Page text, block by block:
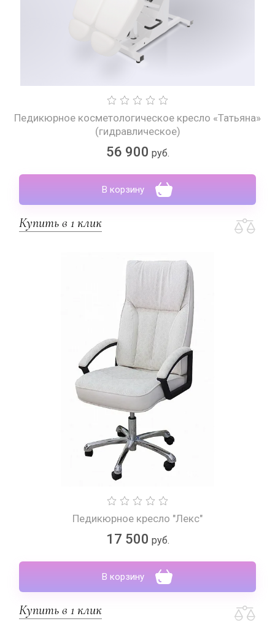
Педикюрное косметологическое кресло «Татьяна»
(гидравлическое)
56 900 руб.
В корзину
Купить в 1 клик
Педикюрное кресло "Лекс"
17 500 руб.
В корзину
Купить в 1 клик